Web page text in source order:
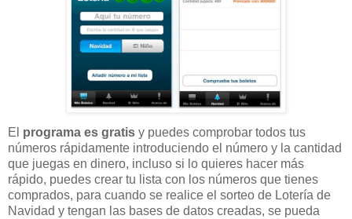
El programa es gratis y puedes comprobar todos tus
números rápidamente introduciendo el número y la cantidad
que juegas en dinero, incluso si lo quieres hacer más
rápido, puedes crear tu lista con los números que tienes
comprados, para cuando se realice el sorteo de Lotería de
Navidad y tengan las bases de datos creadas, se pueda